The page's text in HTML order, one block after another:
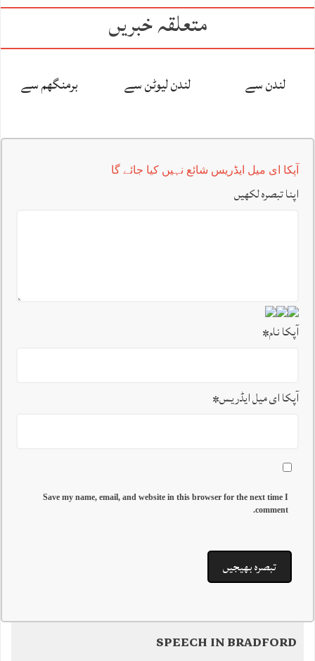
متعلقہ خبریں
لندن سے لندن لیوٹن سے برمنگھم سے
آپکا ای میل ایڈریس شائع نہیں کیا جائے گا
اپنا تبصرہ لکھیں
آپکا نام*
آپکا ای میل ایڈریس*
Save my name, email, and website in this browser for the next time I
comment.
SPEECH IN BRADFORD